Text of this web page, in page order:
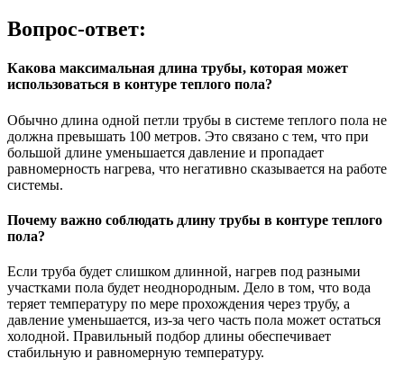
Вопрос-ответ:
Какова максимальная длина трубы, которая может
использоваться в контуре теплого пола?
Обычно длина одной петли трубы в системе теплого пола не
должна превышать 100 метров. Это связано с тем, что при
большой длине уменьшается давление и пропадает
равномерность нагрева, что негативно сказывается на работе
системы.
Почему важно соблюдать длину трубы в контуре теплого
пола?
Если труба будет слишком длинной, нагрев под разными
участками пола будет неоднородным. Дело в том, что вода
теряет температуру по мере прохождения через трубу, а
давление уменьшается, из-за чего часть пола может остаться
холодной. Правильный подбор длины обеспечивает
стабильную и равномерную температуру.